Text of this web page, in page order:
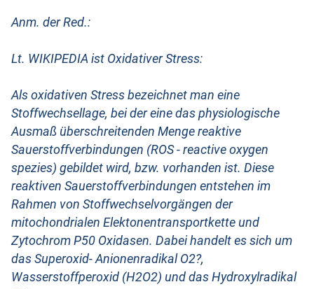
Anm. der Red.:
Lt. WIKIPEDIA ist Oxidativer Stress:
Als oxidativen Stress bezeichnet man eine
Stoffwechsellage, bei der eine das physiologische
Ausmaß überschreitenden Menge reaktive
Sauerstoffverbindungen (ROS - reactive oxygen
spezies) gebildet wird, bzw. vorhanden ist. Diese
reaktiven Sauerstoffverbindungen entstehen im
Rahmen von Stoffwechselvorgängen der
mitochondrialen Elektonentransportkette und
Zytochrom P50 Oxidasen. Dabei handelt es sich um
das Superoxid- Anionenradikal O2?,
Wasserstoffperoxid (H2O2) und das Hydroxylradikal